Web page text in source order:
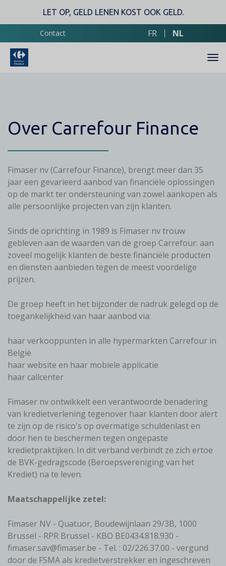
en
LET OP, GELD LENEN KOST OOK GELD.
Contact FR NL
Over Carrefour Finance
Fimaser nv (Carrefour Finance), brengt meer dan 35
jaar een gevarieerd aanbod van financiële oplossingen
op de markt ter ondersteuning van zowel aankopen als
alle persoonlijke projecten van zijn klanten.
Sinds de oprichting in 1989 is Fimaser nv trouw
gebleven aan de waarden van de groep Carrefour: aan
zoveel mogelijk klanten de beste financiële producten
en diensten aanbieden tegen de meest voordelige
prijzen.
De groep heeft in het bijzonder de nadruk gelegd op de
toegankelijkheid van haar aanbod via:
haar verkooppunten in alle hypermarkten Carrefour in
België
haar website en haar mobiele applicatie
haar callcenter
Fimaser nv ontwikkelt een verantwoorde benadering
van kredietverlening tegenover haar klanten door alert
te zijn op de risico's op overmatige schuldenlast en
door hen te beschermen tegen ongepaste
kredietpraktijken. In dit verband verbindt ze zich ertoe
de BVK-gedragscode (Beroepsvereniging van het
Krediet) na te leven.
Maatschappelijke zetel:
Fimaser NV - Quatuor, Boudewijnlaan 29/3B, 1000
Brussel - RPR Brussel - KBO BE0434.818.930 -
fimaser.sav@fimaser.be - Tel. : 02/226.37.00 - vergund
door de FSMA als kredietverstrekker en ingeschreven